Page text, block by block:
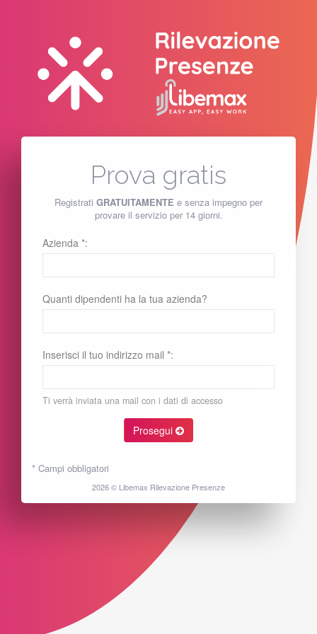
Prova gratis
Registrati GRATUITAMENTE e senza impegno per
provare il servizio per 14 giorni.
Azienda *:
Quanti dipendenti ha la tua azienda?
Inserisci il tuo indirizzo mail *:
Ti verrà inviata una mail con i dati di accesso
Prosegui
* Campi obbligatori
2026 © Libemax Rilevazione Presenze